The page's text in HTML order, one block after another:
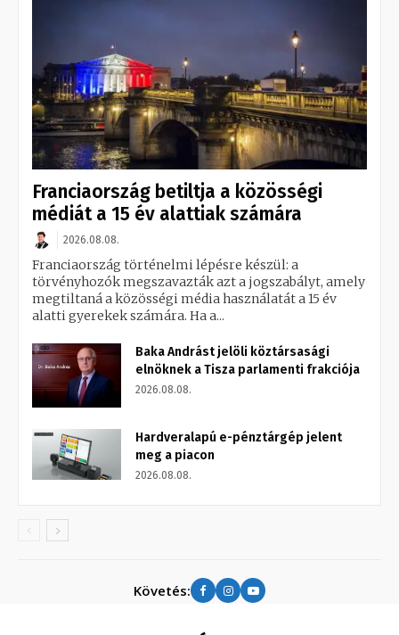
Franciaország betiltja a közösségi
médiát a 15 év alattiak számára
2026.08.08.
Franciaország történelmi lépésre készül: a
törvényhozók megszavazták azt a jogszabályt, amely
megtiltaná a közösségi média használatát a 15 év
alatti gyerekek számára. Ha a...
Baka Andrást jelöli köztársasági
elnöknek a Tisza parlamenti frakciója
2026.08.08.
Hardveralapú e-pénztárgép jelent
meg a piacon
2026.08.08.
Követés: